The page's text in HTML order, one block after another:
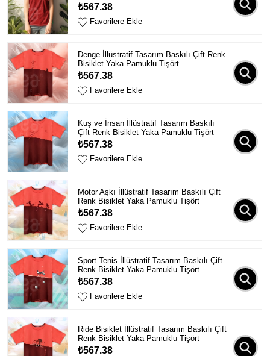
₺567.38
Favorilere Ekle
Denge İllüstratif Tasarım Baskılı Çift Renk
Bisiklet Yaka Pamuklu Tişört
₺567.38
Favorilere Ekle
Kuş ve İnsan İllüstratif Tasarım Baskılı
Çift Renk Bisiklet Yaka Pamuklu Tişört
₺567.38
Favorilere Ekle
Motor Aşkı İllüstratif Tasarım Baskılı Çift
Renk Bisiklet Yaka Pamuklu Tişört
₺567.38
Favorilere Ekle
Sport Tenis İllüstratif Tasarım Baskılı Çift
Renk Bisiklet Yaka Pamuklu Tişört
₺567.38
Favorilere Ekle
Ride Bisiklet İllüstratif Tasarım Baskılı Çift
Renk Bisiklet Yaka Pamuklu Tişört
₺567.38